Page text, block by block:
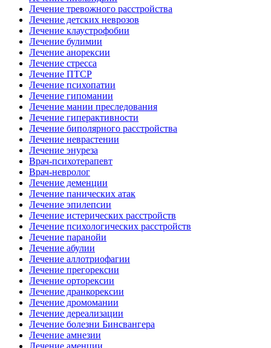
Лечение тревожного расстройства
Лечение детских неврозов
Лечение клаустрофобии
Лечение булимии
Лечение анорексии
Лечение стресса
Лечение ПТСР
Лечение психопатии
Лечение гипомании
Лечение мании преследования
Лечение гиперактивности
Лечение биполярного расстройства
Лечение неврастении
Лечение энуреза
Врач-психотерапевт
Врач-невролог
Лечение деменции
Лечение панических атак
Лечение эпилепсии
Лечение истерических расстройств
Лечение психологических расстройств
Лечение паранойи
Лечение абулии
Лечение аллотриофагии
Лечение прегорексии
Лечение орторексии
Лечение дранкорексии
Лечение дромомании
Лечение дереализации
Лечение болезни Бинсвангера
Лечение амнезии
Лечение аменции